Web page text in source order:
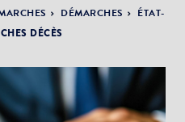
ACTUALITÉS &
ÉVÈNEMENTS
DÉMOCRATIE
PARTICIPATIVE
DÉMARCHES
ÉTAT-
DÉCÈS